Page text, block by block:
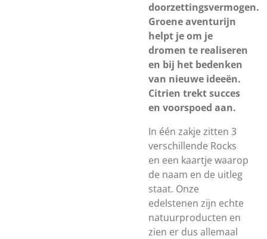
doorzettingsvermogen.
Groene aventurijn
helpt je om je
dromen te realiseren
en bij het bedenken
van nieuwe ideeën.
Citrien trekt succes
en voorspoed aan.
In één zakje zitten 3
verschillende Rocks
en een kaartje waarop
de naam en de uitleg
staat. Onze
edelstenen zijn echte
natuurproducten en
zien er dus allemaal